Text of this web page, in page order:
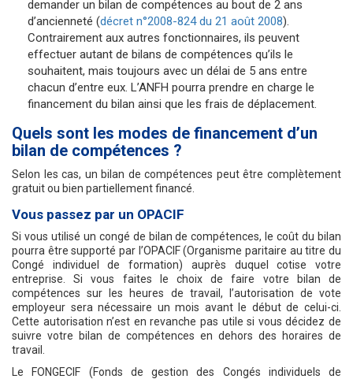
demander un bilan de compétences au bout de 2 ans
d’ancienneté (décret n°2008-824 du 21 août 2008).
Contrairement aux autres fonctionnaires, ils peuvent
effectuer autant de bilans de compétences qu’ils le
souhaitent, mais toujours avec un délai de 5 ans entre
chacun d’entre eux. L’ANFH pourra prendre en charge le
financement du bilan ainsi que les frais de déplacement.
Quels sont les modes de financement d’un
bilan de compétences ?
Selon les cas, un bilan de compétences peut être complètement
gratuit ou bien partiellement financé.
Vous passez par un OPACIF
Si vous utilisé un congé de bilan de compétences, le coût du bilan
pourra être supporté par l’OPACIF (Organisme paritaire au titre du
Congé individuel de formation) auprès duquel cotise votre
entreprise. Si vous faites le choix de faire votre bilan de
compétences sur les heures de travail, l’autorisation de vote
employeur sera nécessaire un mois avant le début de celui-ci.
Cette autorisation n’est en revanche pas utile si vous décidez de
suivre votre bilan de compétences en dehors des horaires de
travail.
Le FONGECIF (Fonds de gestion des Congés individuels de